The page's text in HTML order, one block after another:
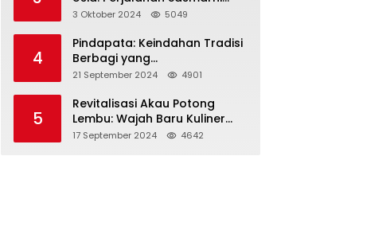
dalam Menyentuh Hati dan
3 Oktober 2024 5049
4
Pindapata: Keindahan Tradisi
Berbagi yang
Menghubungkan Umat dalam
Kebersamaan dalam Agama
Buddha
21 September 2024 4901
5
Revitalisasi Akau Potong
Lembu: Wajah Baru Kuliner
Legendaris Tanjungpinang
17 September 2024 4642